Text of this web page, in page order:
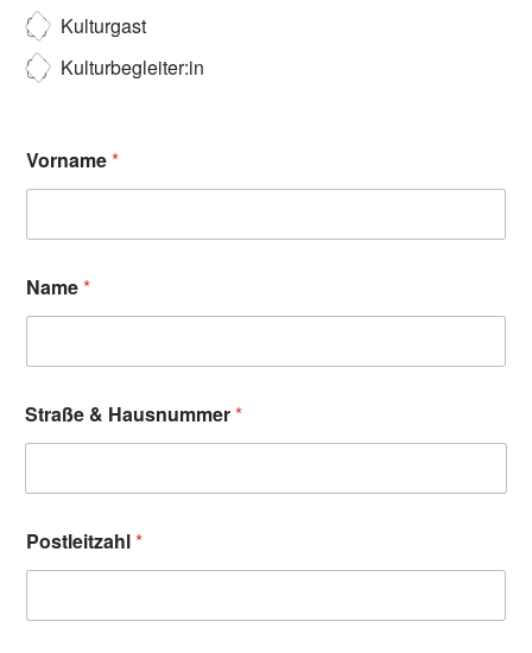
Kulturgast
Kulturbegleiter:in
Vorname*
Name*
Straße & Hausnummer*
Postleitzahl*